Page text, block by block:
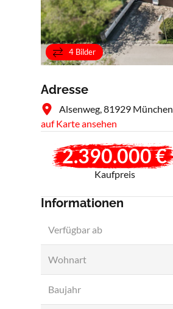
4 Bilder
Adresse
Alsenweg, 81929 München
auf Karte ansehen
2.390.000 €
Kaufpreis
Informationen
Verfügbar ab
Wohnart
Baujahr